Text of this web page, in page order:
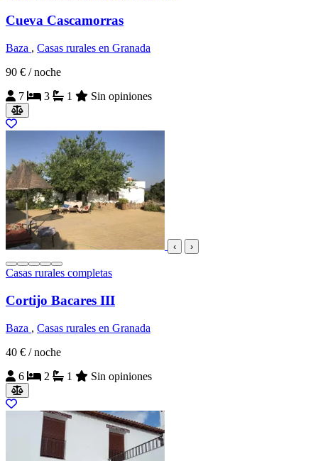
Cueva Cascamorras
Baza , Casas rurales en Granada
90 € / noche
7
3 1 Sin opiniones
‹ ›
Casas rurales completas
Cortijo Bacares III
Baza , Casas rurales en Granada
40 € / noche
6
2 1 Sin opiniones